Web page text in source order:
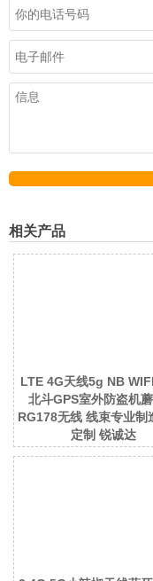
相关产品
LTE 4G天线5g NB
北斗GPS室外防盗机
RG178无线 线束专业制
定制 锐诚达